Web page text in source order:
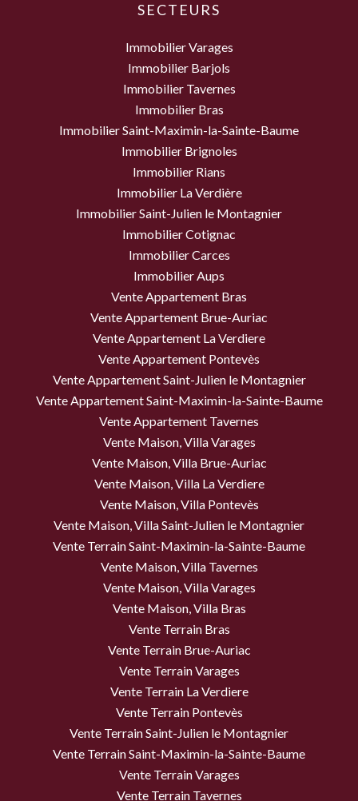
SECTEURS
Immobilier Varages
Immobilier Barjols
Immobilier Tavernes
Immobilier Bras
Immobilier Saint-Maximin-la-Sainte-Baume
Immobilier Brignoles
Immobilier Rians
Immobilier La Verdière
Immobilier Saint-Julien le Montagnier
Immobilier Cotignac
Immobilier Carces
Immobilier Aups
Vente Appartement Bras
Vente Appartement Brue-Auriac
Vente Appartement La Verdiere
Vente Appartement Pontevès
Vente Appartement Saint-Julien le Montagnier
Vente Appartement Saint-Maximin-la-Sainte-Baume
Vente Appartement Tavernes
Vente Maison, Villa Varages
Vente Maison, Villa Brue-Auriac
Vente Maison, Villa La Verdiere
Vente Maison, Villa Pontevès
Vente Maison, Villa Saint-Julien le Montagnier
Vente Terrain Saint-Maximin-la-Sainte-Baume
Vente Maison, Villa Tavernes
Vente Maison, Villa Varages
Vente Maison, Villa Bras
Vente Terrain Bras
Vente Terrain Brue-Auriac
Vente Terrain Varages
Vente Terrain La Verdiere
Vente Terrain Pontevès
Vente Terrain Saint-Julien le Montagnier
Vente Terrain Saint-Maximin-la-Sainte-Baume
Vente Terrain Varages
Vente Terrain Tavernes